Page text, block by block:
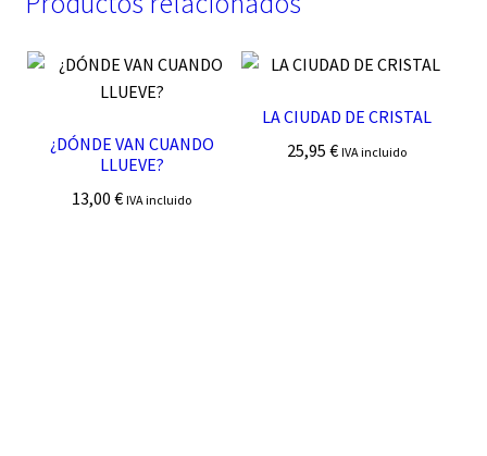
¿DÓNDE VAN CUANDO
LLUEVE?
13,00€ IVA incluido
LA CIUDAD DE CRISTAL
25,95 € IVA incluido